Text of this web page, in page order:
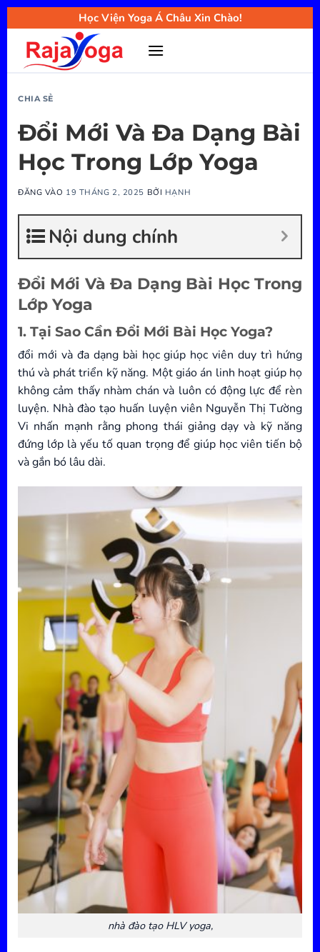
Bỏ
qua
nội
Học Viện Yoga Á Châu Xin Chào!
CHIA SẺ
Đổi Mới Và Đa Dạng Bài
Học Trong Lớp Yoga
ĐĂNG VÀO 19 THÁNG 2, 2025 BỞI HẠNH
Nội dung chính
Đổi Mới Và Đa Dạng Bài Học Trong
Lớp Yoga
1. Tại Sao Cần Đổi Mới Bài Học Yoga?
đổi mới và đa dạng bài học giúp học viên duy trì hứng
thú và phát triển kỹ năng. Một giáo án linh hoạt giúp họ
không cảm thấy nhàm chán và luôn có động lực để rèn
luyện. Nhà đào tạo huấn luyện viên Nguyễn Thị Tường
Vi nhấn mạnh rằng phong thái giảng dạy và kỹ năng
đứng lớp là yếu tố quan trọng để giúp học viên tiến bộ
và gắn bó lâu dài.
nhà đào tạo HLV yoga,